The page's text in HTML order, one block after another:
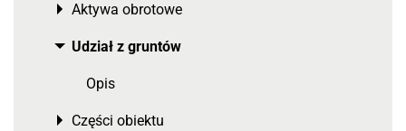
Aktywa obrotowe
Toggle menu
Udział z gruntów
Toggle menu
Opis
Części obiektu
Toggle menu